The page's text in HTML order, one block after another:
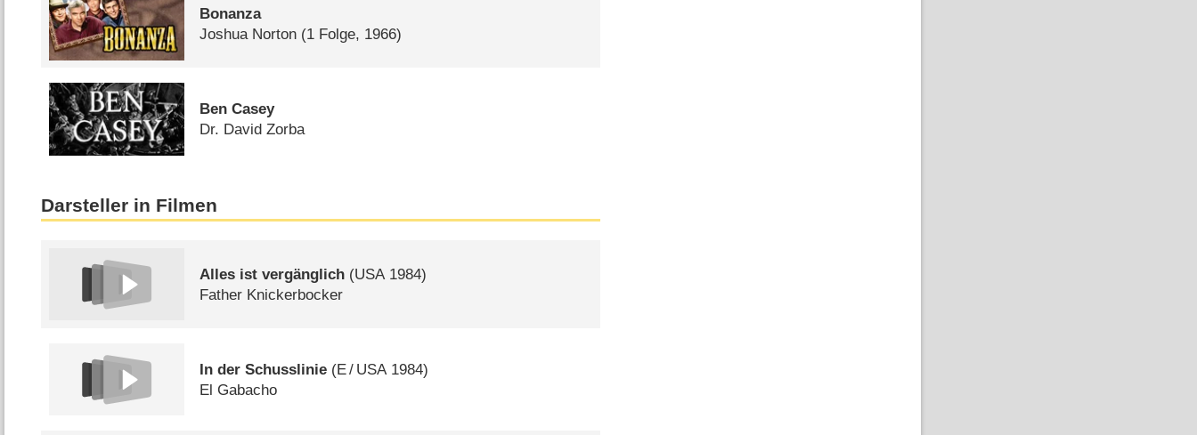
Bonanza
Joshua Norton (1 Folge, 1966)
Ben Casey
Dr. David Zorba
Darsteller in Filmen
Alles ist vergänglich (USA 1984)
Father Knickerbocker
In der Schusslinie (E/ USA 1984)
El Gabacho